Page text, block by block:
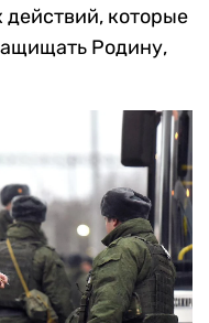
действий, которые
Родину,